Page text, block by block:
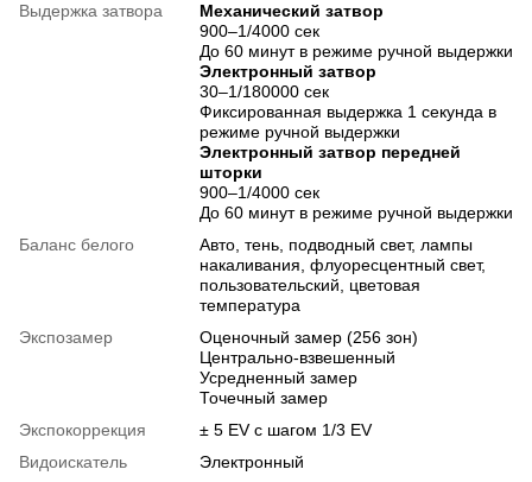
Выдержка затвора
Механический затвор
900–1/4000 сек
До 60 минут в режиме ручной выдержки
Электронный затвор
30–1/180000 сек
Фиксированная выдержка 1 секунда в
режиме ручной выдержки
Электронный затвор передней
шторки
900–1/4000 сек
До 60 минут в режиме ручной выдержки
Баланс белого
Авто, тень, подводный свет, лампы
накаливания, флуоресцентный свет,
пользовательский, цветовая
температура
Экспозамер
Оценочный замер (256 зон)
Центрально-взвешенный
Усредненный замер
Точечный замер
Экспокоррекция
± 5 EV с шагом 1/3 EV
Видоискатель
Электронный